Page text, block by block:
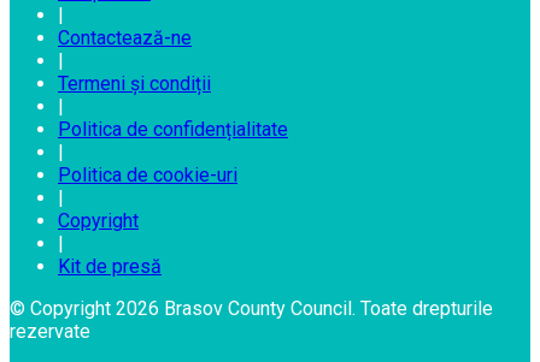
|
Contactează-ne
|
Termeni și condiții
|
Politica de confidențialitate
|
Politica de cookie-uri
|
Copyright
|
Kit de presă
© Copyright 2026 Brasov County Council. Toate drepturile
rezervate